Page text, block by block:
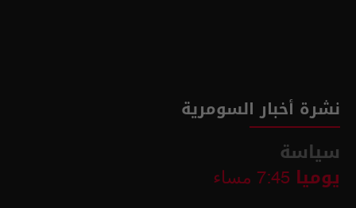
نشرة أخبار السومرية
سياسة
يوميا 7:45 مساء